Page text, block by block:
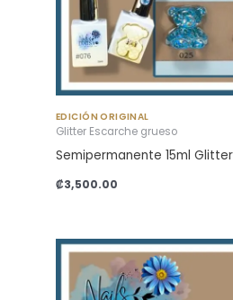
EDICIÓN ORIGINAL
Glitter Escarche grueso
Semipermanente 15ml
₡3,500.00